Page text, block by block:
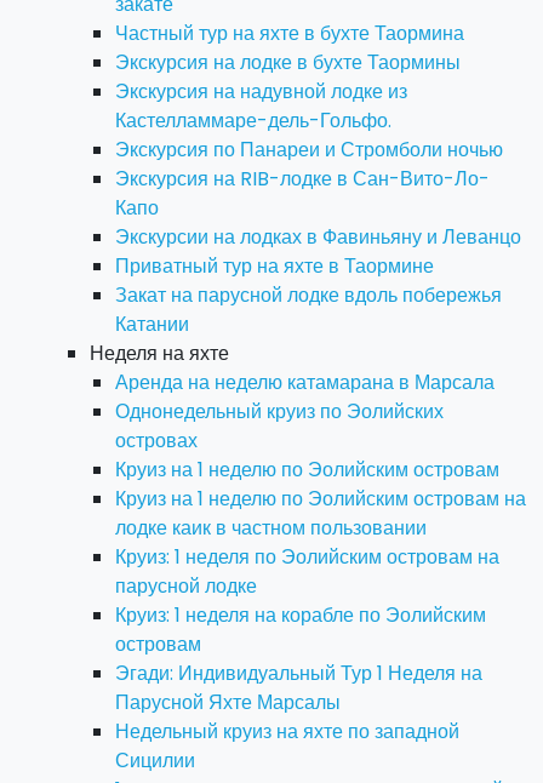
Частный тур на яхте в бухте Таормина
Экскурсия на лодке в бухте Таормины
Экскурсия на надувной лодке из
Кастелламмаре-дель-Гольфо.
Экскурсия по Панареи и Стромболи ночью
Экскурсия на RIB-лодке в Сан-Вито-Ло-
Капо
Экскурсии на лодках в Фавиньяну и Леванцо
Приватный тур на яхте в Таормине
Закат на парусной лодке вдоль побережья
Катании
Неделя на яхте
Аренда на неделю катамарана в Марсала
Однонедельный круиз по Эолийских
островах
Круиз на 1 неделю по Эолийским островам
Круиз на 1 неделю по Эолийским островам на
лодке каик в частном пользовании
Круиз: 1 неделя по Эолийским островам на
парусной лодке
Круиз: 1 неделя на корабле по Эолийским
островам
Эгади: Индивидуальный Тур 1 Неделя на
Парусной Яхте Марсалы
Недельный круиз на яхте по западной
Сицилии